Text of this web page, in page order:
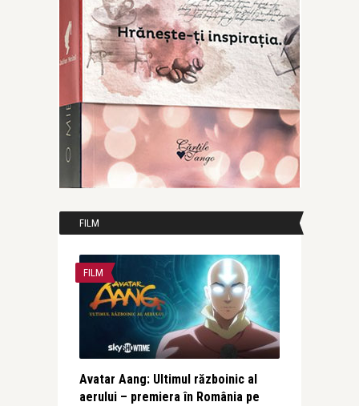
FILM
FILM
Avatar Aang: Ultimul războinic al
aerului – premiera în România pe